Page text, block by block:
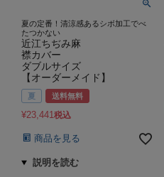
夏の定番！清涼感あるシボ加工でべ
たつかない
近江ちぢみ麻
襟カバー
ダブルサイズ
【オーダーメイド】
夏 送料無料
¥23,441税込
商品を見る